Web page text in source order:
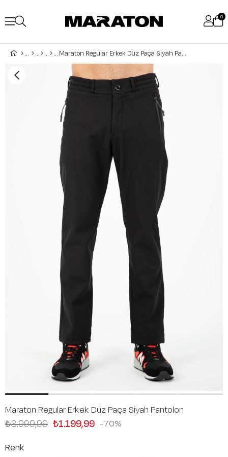
0
Maraton Regular Erkek Düz Paça Siyah Pantolon
Maraton Regular Erkek Düz Paça Siyah Pantolon
70
₺3.999,99 ₺1.199,99
Renk